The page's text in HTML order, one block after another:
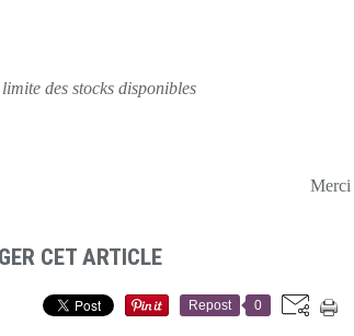
des stocks disponibles
Merci
CET ARTICLE
Repost 0